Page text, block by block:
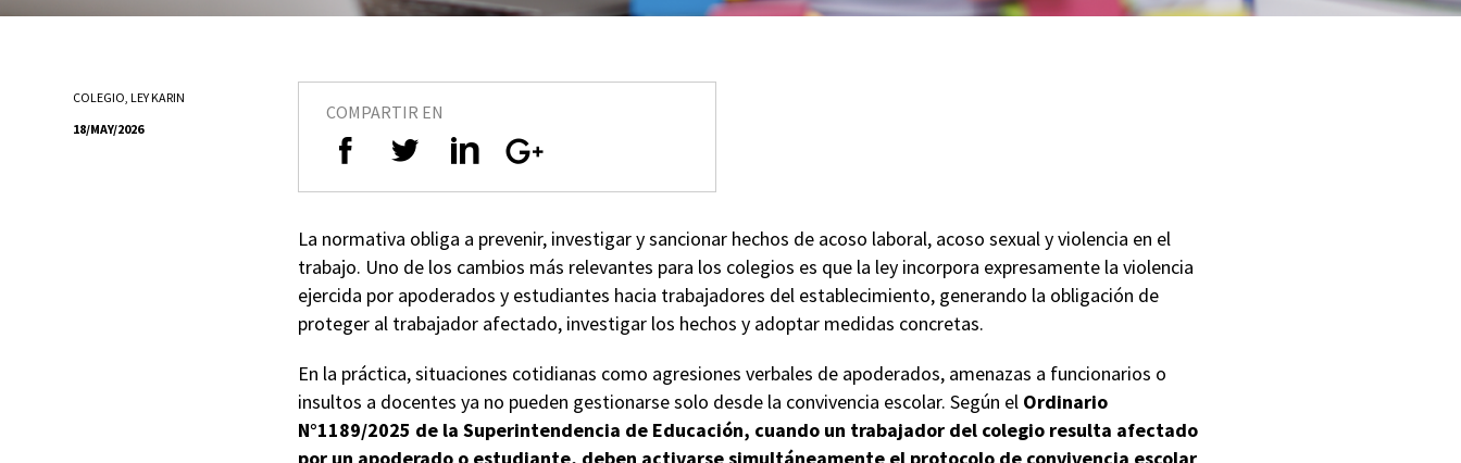
COLEGIO LEY KARIN
18/MAY/2026
COMPARTIR EN
La normativa obliga a prevenir, investigar y sancionar hechos de acoso laboral, acoso sexual y violencia en el
trabajo. Uno de los cambios más relevantes para los colegios es que la ley incorpora expresamente la violencia
ejercida por apoderados y estudiantes hacia trabajadores del establecimiento, generando la obligación de
proteger al trabajador afectado, investigar los hechos y adoptar medidas concretas.
En la práctica, situaciones cotidianas como agresiones verbales de apoderados, amenazas a funcionarios o
insultos a docentes ya no pueden gestionarse solo desde la convivencia escolar. Según el Ordinario
N°1189/2025 de la Superintendencia de Educación, cuando un trabajador del colegio resulta afectado
por un apoderado o estudiante, deben activarse simultáneamente el protocolo de convivencia escolar